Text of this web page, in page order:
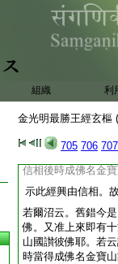
組織 利
金光明最勝王經玄樞
705 706 707
故知如初。問。本
世界至金寶蓋山王
嘆曰。此即他方菩
力故還彼讃。此土
化之主。説經既竟
興即 然讃他方應有
信相後時成佛名金
示此經興由信相。
若爾沼云。舊錯今
佛。又准上來即有
山國讃彼佛耶。若
時當得成佛名金寶